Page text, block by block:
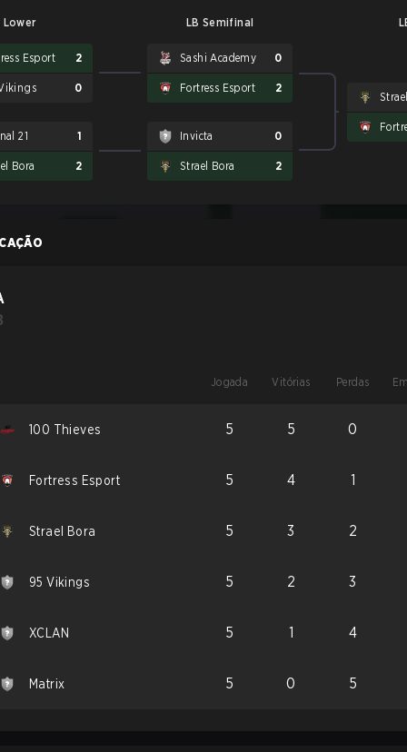
Lower LB Semifinal
Esport 2
0
21 1
Bora 2
Sashi Academy 0
Fortress Esport 2
Invicta 0
Strael Bora 2
Jogada Vitórias Perdas
100 Thieves 5 5 0
Fortress Esport 5 4 1
Strael Bora 5 3 2
95 Vikings 5 2 3
XCLAN 5 1 4
Matrix 5 0 5